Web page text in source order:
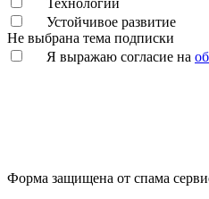
Устойчивое развитие
Не выбрана тема подписки
Я выражаю согласие на
Форма защищена от спама